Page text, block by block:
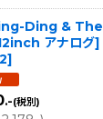
Ding &
アナログ]
]
.-(税別)